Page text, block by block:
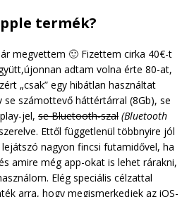
termék?
megvettem 🙂 Fizettem cirka 40€-t
adtam volna érte 80-at,
„csak” egy hibátlan használtat
se számottevő háttértárral (8Gb), se
jel, se Bluetooth-szal (Bluetooth
Ettől függetlenül többnyire jól
nagyon fincsi futamidővel, ha
amire még app-okat is lehet rárakni,
Elég speciális célzattal
arra, hogy megismerkedjek az iOS-